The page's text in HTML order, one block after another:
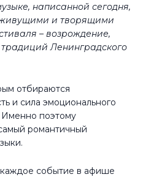
написанной сегодня,
и творящими
– возрождение,
Ленинградского
отбираются
и сила эмоционального
Именно поэтому
романтичный
каждое событие в афише